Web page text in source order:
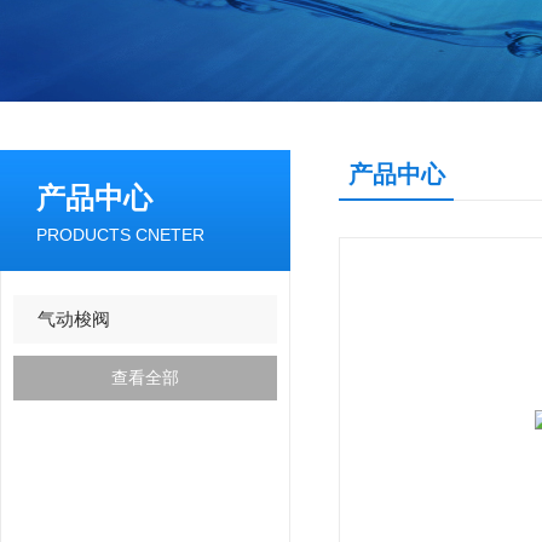
产品中心
PRODUCTS CNETER
气动梭阀
查看全部
产品中心